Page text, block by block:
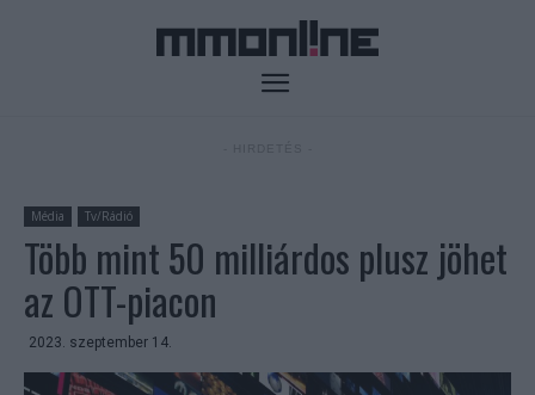
Média Tv/Rádió
Több mint 50 milliárdos plusz jöhet
az OTT-piacon
2023. szeptember 14.